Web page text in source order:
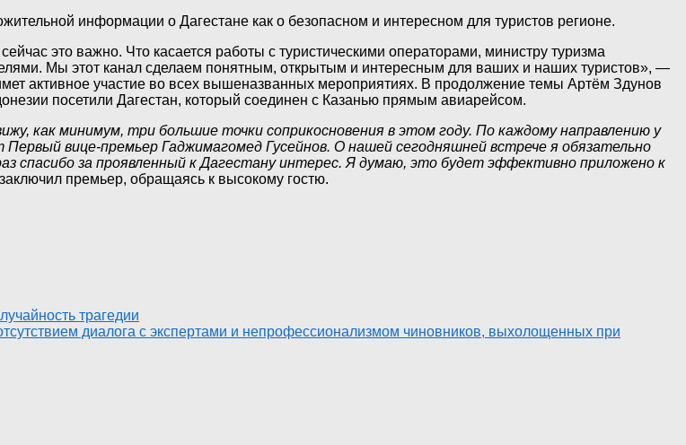
информации о Дагестане как о безопасном и интересном для туристов регионе.
это важно. Что касается работы с туристическими операторами, министру туризма
Мы этот канал сделаем понятным, открытым и интересным для ваших и наших туристов», —
активное участие во всех вышеназванных мероприятиях. В продолжение темы Артём Здунов
посетили Дагестан, который соединен с Казанью прямым авиарейсом.
как минимум, три большие точки соприкосновения в этом году. По каждому направлению у
вице-премьер Гаджимагомед Гусейнов. О нашей сегодняшней встрече я обязательно
спасибо за проявленный к Дагестану интерес. Я думаю, это будет эффективно приложено к
премьер, обращаясь к высокому гостю.
трагедии
диалога с экспертами и непрофессионализмом чиновников, выхолощенных при